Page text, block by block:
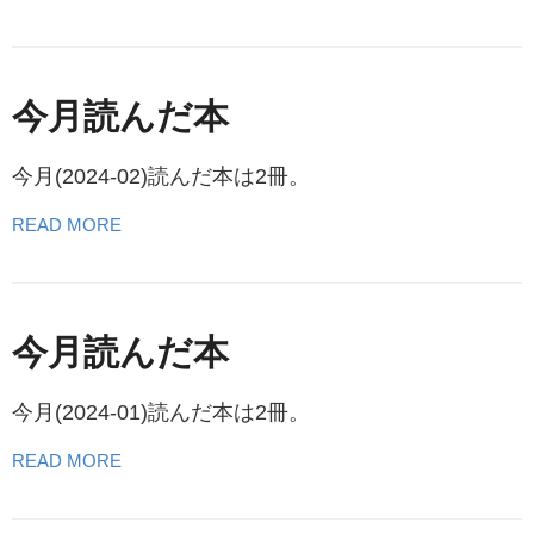
今月読んだ本
今月(2024-02)読んだ本は2冊。
READ MORE
今月読んだ本
今月(2024-01)読んだ本は2冊。
READ MORE